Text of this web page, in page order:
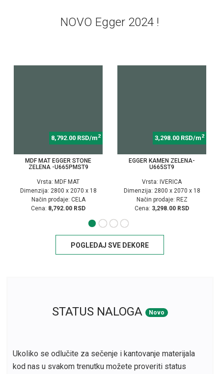
NOVO Egger 2024 !
8,792.00 RSD/m2
MDF MAT EGGER STONE
ZELENA -U665PMST9
Vrsta: MDF MAT
Dimenzija: 2800 x 2070 x 18
Način prodaje: CELA
Cena: 8,792.00 RSD
3,298.00 RSD/m2
EGGER KAMEN ZELENA-
U665ST9
Vrsta: IVERICA
Dimenzija: 2800 x 2070 x 18
Način prodaje: REZ
Cena: 3,298.00 RSD
POGLEDAJ SVE DEKORE
STATUS NALOGA Novo
Ukoliko se odlučite za sečenje i kantovanje materijala
kod nas u svakom trenutku možete proveriti status